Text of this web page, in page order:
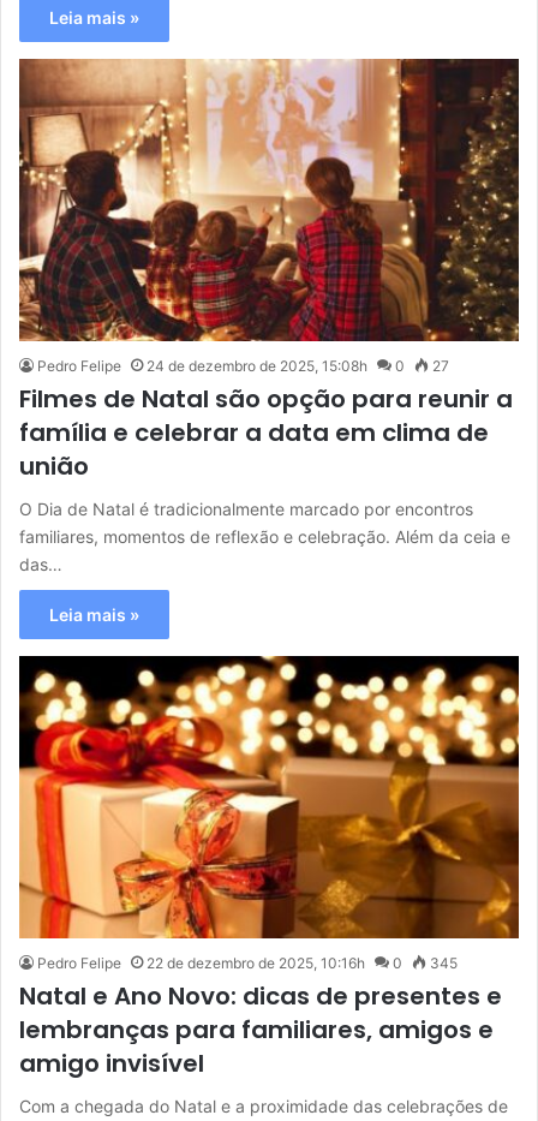
Leia mais »
Pedro Felipe 24 de dezembro de 2025, 15:08h 0 27
Filmes de Natal são opção para reunir a
família e celebrar a data em clima de
união
O Dia de Natal é tradicionalmente marcado por encontros
familiares, momentos de reflexão e celebração. Além da ceia e
das…
Leia mais »
Pedro Felipe 22 de dezembro de 2025, 10:16h 0 345
Natal e Ano Novo: dicas de presentes e
lembranças para familiares, amigos e
amigo invisível
Com a chegada do Natal e a proximidade das celebrações de